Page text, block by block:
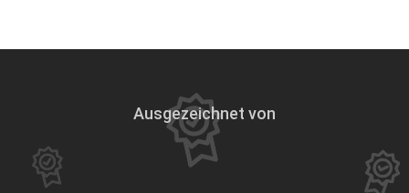
Ausgezeichnet von